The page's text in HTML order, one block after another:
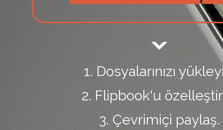
1. Dosyalarınızı
2. Flipbook'u
3. Çevrimiçi paylaş.